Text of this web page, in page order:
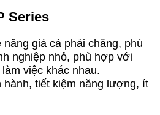
Series
nâng giá cả phải chăng, phù
nghiệp nhỏ, phù hợp với
việc khác nhau.
hành, tiết kiệm năng lượng, ít